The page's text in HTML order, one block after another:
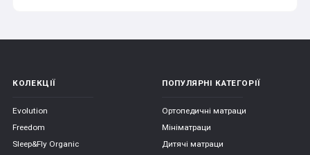
КОЛЕКЦІЇ
Evolution
Freedom
Sleep&Fly Organic
ПОПУЛЯРНІ КАТЕГОРІЇ
Ортопедичні матраци
Мініматраци
Дитячі матраци